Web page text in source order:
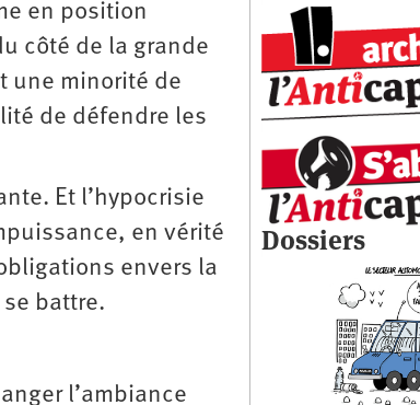
en position
côté de la grande
une minorité de
de défendre les
Et l’hypocrisie
en vérité
envers la
battre.
l’ambiance
Dossiers